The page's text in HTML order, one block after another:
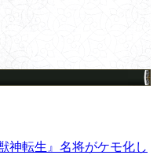
神転生』名将がケモ化し